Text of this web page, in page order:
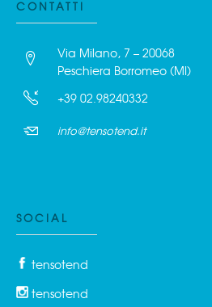
CONTATTI
Via Milano, 7 – 20068
Peschiera Borromeo (MI)
+39 02.98240332
info@tensotend.it
SOCIAL
tensotend
tensotend